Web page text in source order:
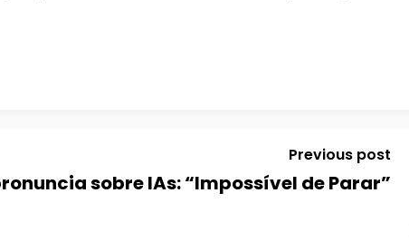
Previous post
sobre IAs: “Impossível de Parar”